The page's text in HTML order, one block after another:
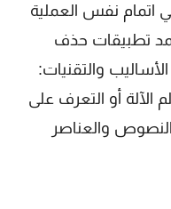
اتمام نفس العملية
تطبيقات حذف
والتقنيات:
الآلة أو التعرف على
والعناصر